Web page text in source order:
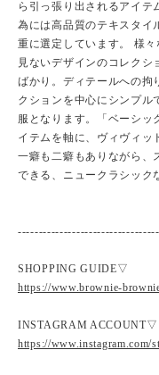
ら引っ張り出されるアイ
為には高品質のテキスタイ
重に選定しています。 様
見ないデザインのコレク
ばかり。ディテールへの拘
クションを中心にシンプル
服となります。「ベーシッ
イテムを軸に、ヴィヴィッ
一癖も二癖もありながら、
できる、ニュークラシック
SHOPPING GUIDE▽
https://www.brownie-
INSTAGRAM ACCOUNT▽
https://www.instagram.com/